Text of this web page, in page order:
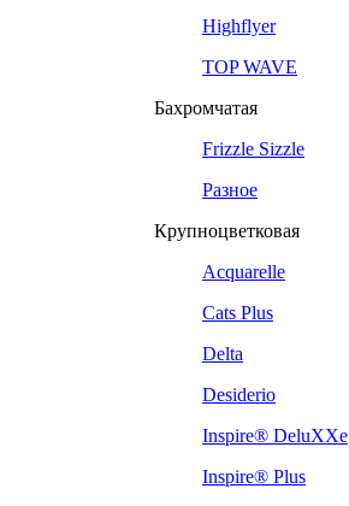
Highflyer
TOP WAVE
Бахромчатая
Frizzle Sizzle
Разное
Крупноцветковая
Acquarelle
Cats Plus
Delta
Desiderio
Inspire® DeluXXe
Inspire® Plus